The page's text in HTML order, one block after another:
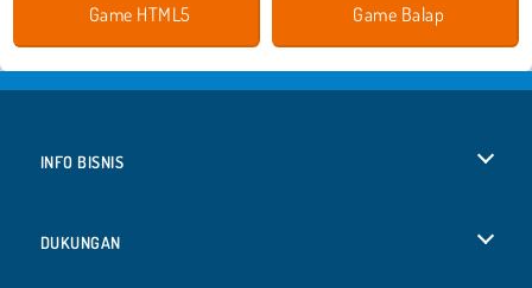
Game HTML5 Game Balap
INFO BISNIS
DUKUNGAN